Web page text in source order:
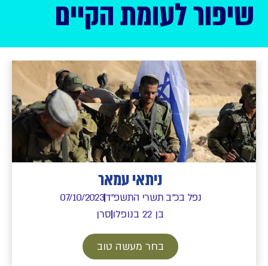
שיפור לעומת הקיים
ניתאי עמאר
נפל בכ"ב תשרי התשפ"ד07/10/2023
בן 22 בנופלו
סרן
בחר מעשה טוב